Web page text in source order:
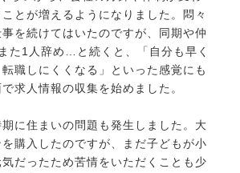
とが増えるようになりました。悶々
を続けてはいたのですが、同期や仲
た1人辞め…と続くと、「自分も早く
職しにくくなる」といった感覚にも
求人情報の収集を始めました。
に住まいの問題も発生しました。大
購入したのですが、まだ子どもが小
だったため苦情をいただくことも少